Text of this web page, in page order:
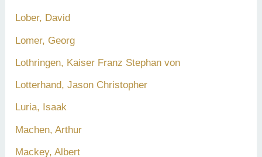
Lober, David
Lomer, Georg
Lothringen, Kaiser Franz Stephan von
Lotterhand, Jason Christopher
Luria, Isaak
Machen, Arthur
Mackey, Albert